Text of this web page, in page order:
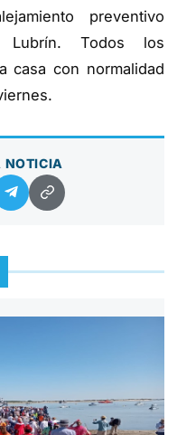
preventivo
Lubrín. Todos los
casa con normalidad
NOTICIA